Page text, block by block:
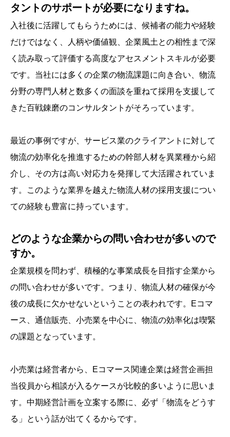
タントのサポートが必要になりますね。
入社後に活躍してもらうためには、候補者の能力や経験
だけではなく、人柄や価値観、企業風土との相性まで深
く読み取って評価する高度なアセスメントスキルが必要
です。当社には多くの企業の物流課題に向き合い、物流
分野の専門人材と数多くの面談を重ねて採用を支援して
きた百戦錬磨のコンサルタントがそろっています。
最近の事例ですが、サービス業のクライアントに対して
物流の効率化を推進するための幹部人材を異業種から紹
介し、その方は高い対応力を発揮して大活躍されていま
す。このような業界を越えた物流人材の採用支援につい
ての経験も豊富に持っています。
どのような企業からの問い合わせが多いので
すか。
企業規模を問わず、積極的な事業成長を目指す企業から
の問い合わせが多いです。つまり、物流人材の確保が今
後の成長に欠かせないということの表われです。Eコマ
ース、通信販売、小売業を中心に、物流の効率化は喫緊
の課題となっています。
小売業は経営者から、Eコマース関連企業は経営企画担
当役員から相談が入るケースが比較的多いように思いま
す。中期経営計画を立案する際に、必ず「物流をどうす
る」という話が出てくるからです。